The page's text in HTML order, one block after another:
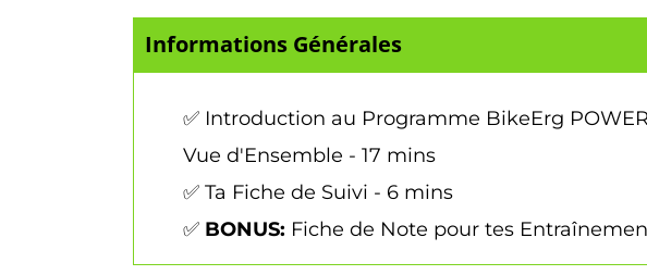
Informations Générales
✅ Introduction au Programme BikeErg
Vue d'Ensemble - 17 mins
✅ Ta Fiche de Suivi - 6 mins
✅ BONUS: Fiche de Note pour tes